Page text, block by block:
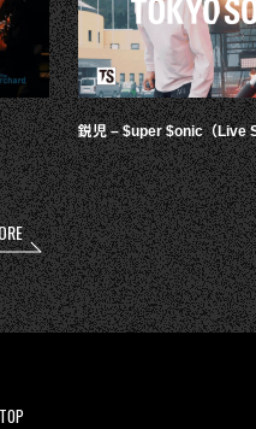
鋭児 – $uper $onic（Live